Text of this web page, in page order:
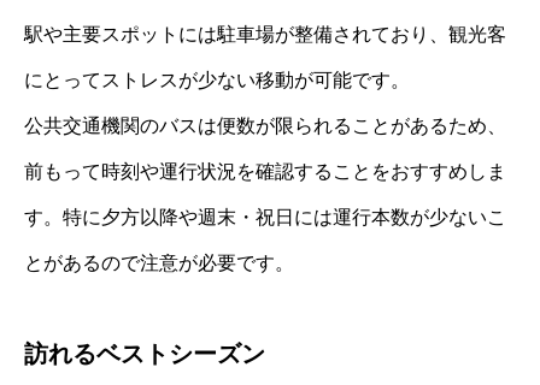
駅や主要スポットには駐車場が整備されており、観光客
にとってストレスが少ない移動が可能です。
公共交通機関のバスは便数が限られることがあるため、
前もって時刻や運行状況を確認することをおすすめしま
す。特に夕方以降や週末・祝日には運行本数が少ないこ
とがあるので注意が必要です。
訪れるベストシーズン